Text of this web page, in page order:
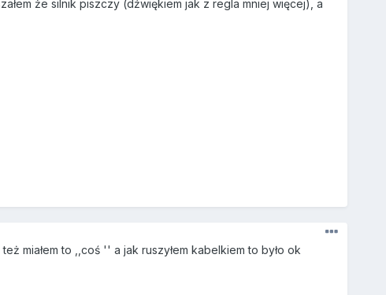
że silnik piszczy (dźwiękiem jak z regla mniej więcej), a
miałem to ,,coś '' a jak ruszyłem kabelkiem to było ok